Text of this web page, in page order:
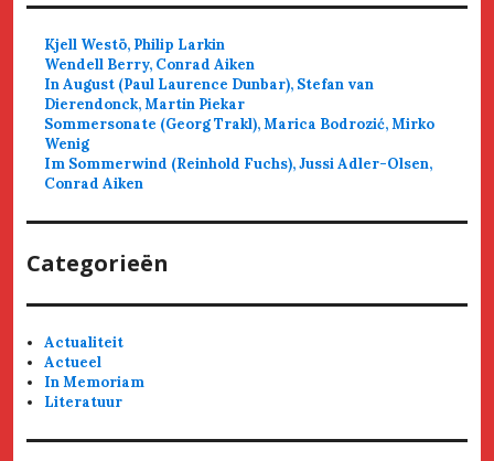
Kjell Westö, Philip Larkin
Wendell Berry, Conrad Aiken
In August (Paul Laurence Dunbar), Stefan van
Dierendonck, Martin Piekar
Sommersonate (Georg Trakl), Marica Bodrozić, Mirko
Wenig
Im Sommerwind (Reinhold Fuchs), Jussi Adler-Olsen,
Conrad Aiken
Categorieën
Actualiteit
Actueel
In Memoriam
Literatuur